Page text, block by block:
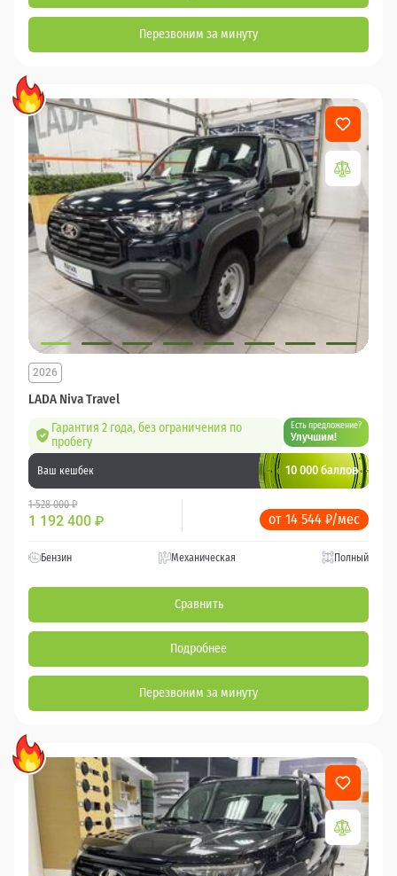
Перезвоним за минуту
LADA Niva Travel
2026
Гарантия 2 года, без ограничения по
пробегу
Есть предложение?
Улучшим!
Ваш кешбек 10 000 баллов
1 528 000 ₽
1 192 400 ₽ от 14 544 ₽/мес
Бензин Механическая Полный
Сравнить
Подробнее
Перезвоним за минуту